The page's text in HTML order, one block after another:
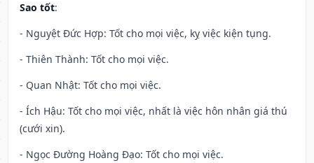
Sao tốt:
- Nguyệt Đức Hợp: Tốt cho mọi việc, kỵ việc kiện tụng.
- Thiên Thành: Tốt cho mọi việc.
- Quan Nhật: Tốt cho mọi việc.
- Ích Hậu: Tốt cho mọi việc, nhất là việc hôn nhân giá thú
(cưới xin).
- Ngọc Đường Hoàng Đạo: Tốt cho mọi việc.